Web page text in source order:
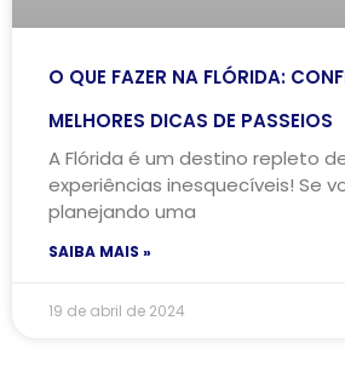
O QUE FAZER NA FLÓRIDA:
MELHORES DICAS DE PASSEIOS
A Flórida é um destino repleto
experiências inesquecíveis! Se
planejando uma
SAIBA MAIS »
19 de abril de 2024